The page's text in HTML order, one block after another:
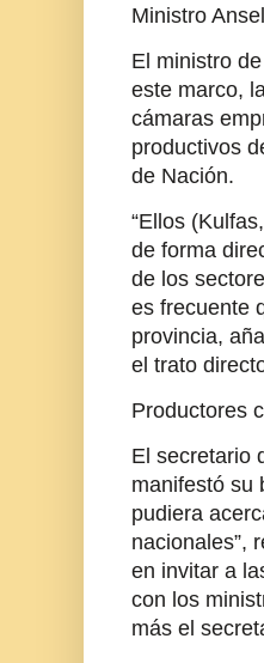
Ministro
El ministro
este marco,
cámaras
productivos
de Nación.
“Ellos
de forma
de los
es frecuente
provincia,
el trato
Productores
El secretario
manifestó su
pudiera
nacionales”,
en invitar a
con los
más el